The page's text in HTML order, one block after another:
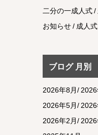
二分の一成人式
お知らせ
成人式
ブログ 月別
2026年8月 2026
2026年5月
2026
2026年2月
2026